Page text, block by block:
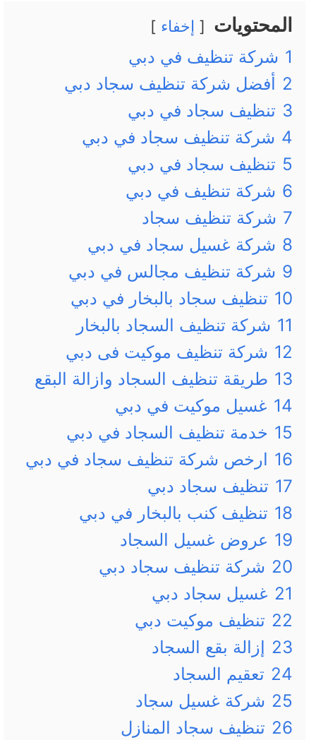
المحتويات إخفاء
1 شركة تنظيف في دبي
2 أفضل شركة تنظيف سجاد دبي
3 تنظيف سجاد في دبي
4 شركة تنظيف سجاد في دبي
5 تنظيف سجاد في دبي
6 شركة تنظيف في دبي
7 شركة تنظيف سجاد
8 شركة غسيل سجاد في دبي
9 شركة تنظيف مجالس في دبي
10 تنظيف سجاد بالبخار في دبي
11 شركة تنظيف السجاد بالبخار
12 شركة تنظيف موكيت فى دبي
13 طريقة تنظيف السجاد وازالة البقع
14 غسيل موكيت في دبي
15 خدمة تنظيف السجاد في دبي
16 ارخص شركة تنظيف سجاد في دبي
17 تنظيف سجاد دبي
18 تنظيف كنب بالبخار في دبي
19 عروض غسيل السجاد
20 شركة تنظيف سجاد دبي
21 غسيل سجاد دبي
22 تنظيف موكيت دبي
23 إزالة بقع السجاد
24 تعقيم السجاد
25 شركة غسيل سجاد
26 تنظيف سجاد المنازل